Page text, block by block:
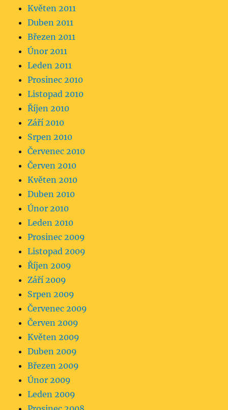
Květen 2011
Duben 2011
Březen 2011
Únor 2011
Leden 2011
Prosinec 2010
Listopad 2010
Říjen 2010
Září 2010
Srpen 2010
Červenec 2010
Červen 2010
Květen 2010
Duben 2010
Únor 2010
Leden 2010
Prosinec 2009
Listopad 2009
Říjen 2009
Září 2009
Srpen 2009
Červenec 2009
Červen 2009
Květen 2009
Duben 2009
Březen 2009
Únor 2009
Leden 2009